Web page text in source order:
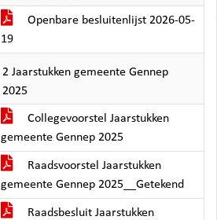
Openbare besluitenlijst 2026-05-
19
2 Jaarstukken gemeente Gennep
2025
Collegevoorstel Jaarstukken
gemeente Gennep 2025
Raadsvoorstel Jaarstukken
gemeente Gennep 2025__Getekend
Raadsbesluit Jaarstukken